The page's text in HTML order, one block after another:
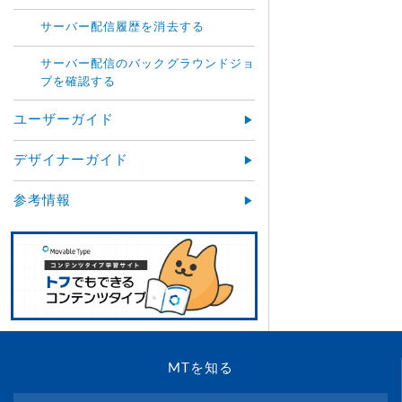
サーバー配信履歴を消去する
サーバー配信のバックグラウンドジョ
ブを確認する
ユーザーガイド
デザイナーガイド
参考情報
MTを知る